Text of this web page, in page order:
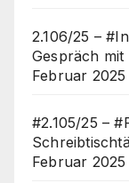
2.106/25 –
Gespräch
Februar 2025
#2.105/25 –
Februar 2025